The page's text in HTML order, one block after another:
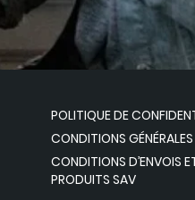
POLITIQUE DE
CONDITIONS
CONDITIONS D’ENVOIS
PRODUITS SAV